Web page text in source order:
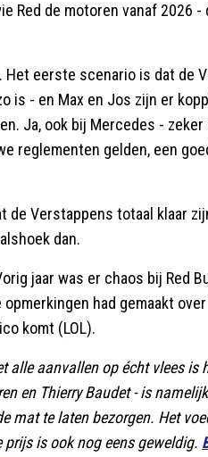
Red de motoren vanaf 2026
Het eerste scenario is dat de
is - en Max en Jos zijn er
Ja, ook bij Mercedes -
reglementen gelden, een
de Verstappens totaal klaar
dan.
jaar was er chaos bij Red
had gemaakt
komt (LOL).
alle aanvallen op écht vlees
en Thierry Baudet - is
mat te laten bezorgen. Het
prijs is ook nog eens geweldig.